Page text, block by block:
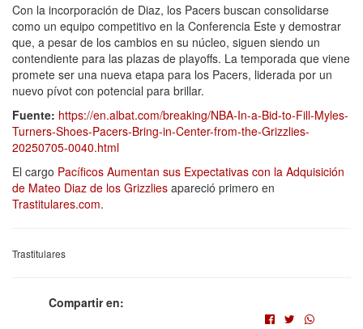
Con la incorporación de Diaz, los Pacers buscan consolidarse
como un equipo competitivo en la Conferencia Este y demostrar
que, a pesar de los cambios en su núcleo, siguen siendo un
contendiente para las plazas de playoffs. La temporada que viene
promete ser una nueva etapa para los Pacers, liderada por un
nuevo pívot con potencial para brillar.
Fuente: https://en.albat.com/breaking/NBA-In-a-Bid-to-Fill-Myles-
Turners-Shoes-Pacers-Bring-in-Center-from-the-Grizzlies-
20250705-0040.html
El cargo Pacíficos Aumentan sus Expectativas con la Adquisición
de Mateo Diaz de los Grizzlies apareció primero en
Trastitulares.com.
Trastitulares
Compartir en: